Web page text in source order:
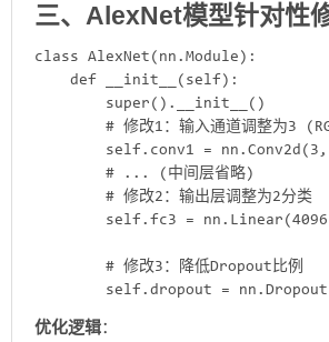
三、AlexNet模型针对性
class AlexNet(nn.Module):
    def __init__(self):
        super().__init__()
# 修改1：输入通道调整为3
self.conv1 =
        # ... (中间层省略)
        # 修改2：输出层调整为2分类
self.fc3 =
        # 修改3：降低Dropout比例
self.dropout =
​优化逻辑​​：